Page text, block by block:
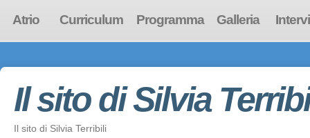
Atrio Curriculum Programma Galleria
Il sito di Silvia
Il sito di Silvia Terribili